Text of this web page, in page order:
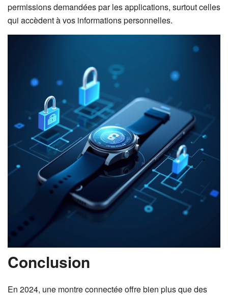
permissions demandées par les applications, surtout celles
qui accèdent à vos informations personnelles.
Conclusion
En 2024, une montre connectée offre bien plus que des